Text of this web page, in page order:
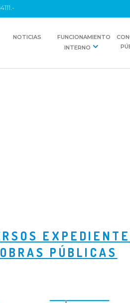
NOTICIAS
FUNCIONAMIENTO
INTERNO
PÚBLICAS